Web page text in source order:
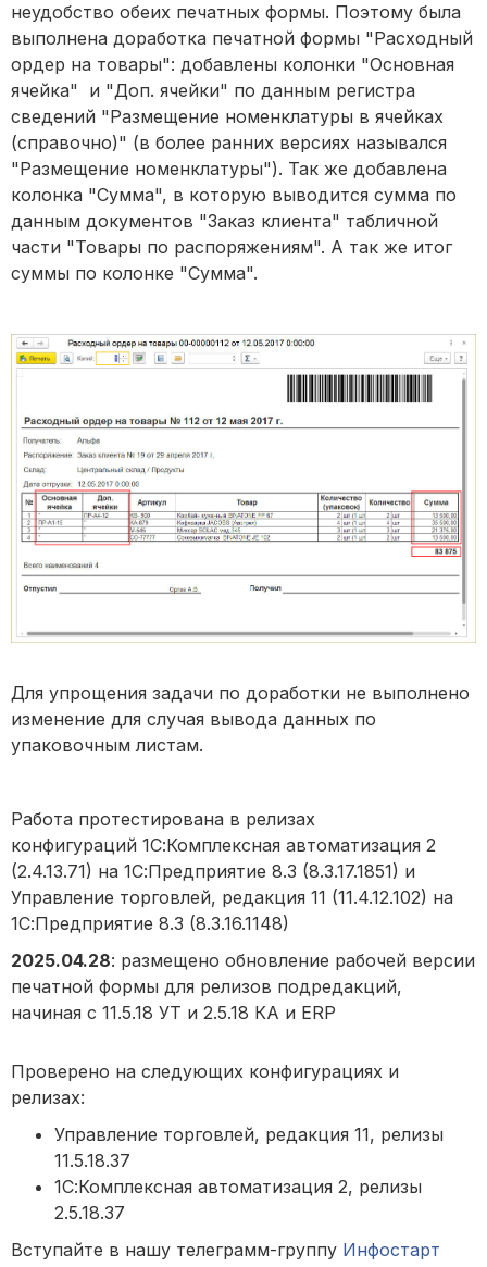
неудобство обеих печатных формы. Поэтому была
выполнена доработка печатной формы "Расходный
ордер на товары": добавлены колонки "Основная
ячейка" и "Доп. ячейки" по данным регистра
сведений "Размещение номенклатуры в ячейках
(справочно)" (в более ранних версиях назывался
"Размещение номенклатуры"). Так же добавлена
колонка "Сумма", в которую выводится сумма по
данным документов "Заказ клиента" табличной
части "Товары по распоряжениям". А так же итог
суммы по колонке "Сумма".
Для упрощения задачи по доработки не выполнено
изменение для случая вывода данных по
упаковочным листам.
Работа протестирована в релизах
конфигураций 1С:Комплексная автоматизация 2
(2.4.13.71) на 1С:Предприятие 8.3 (8.3.17.1851) и
Управление торговлей, редакция 11 (11.4.12.102) на
1С:Предприятие 8.3 (8.3.16.1148)
2025.04.28: размещено обновление рабочей версии
печатной формы для релизов подредакций,
начиная с 11.5.18 УТ и 2.5.18 КА и ERP
Проверено на следующих конфигурациях и
релизах:
Управление торговлей, редакция 11, релизы
11.5.18.37
1С:Комплексная автоматизация 2, релизы
2.5.18.37
Вступайте в нашу телеграмм-группу Инфостарт